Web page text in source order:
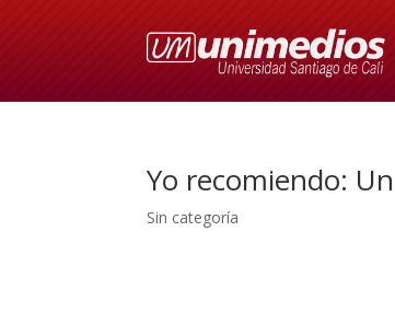
Yo recomiendo:
Sin categoría